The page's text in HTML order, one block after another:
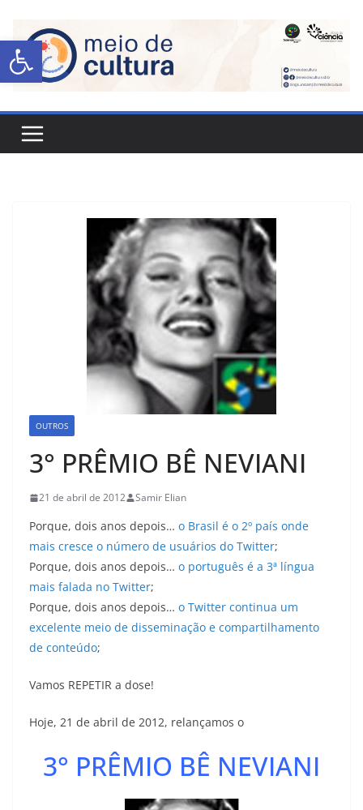
Abrir a barra de ferramentas
OUTROS
3° PRÊMIO BÊ NEVIANI
21 de abril de 2012 Samir Elian
Porque, dois anos depois… o Brasil é o 2º país onde
mais cresce o número de usuários do Twitter;
Porque, dois anos depois… o português é a 3ª língua
mais falada no Twitter;
Porque, dois anos depois… o Twitter continua um
excelente meio de disseminação e compartilhamento
de conteúdo;
Vamos REPETIR a dose!
Hoje, 21 de abril de 2012, relançamos o
3° PRÊMIO BÊ NEVIANI